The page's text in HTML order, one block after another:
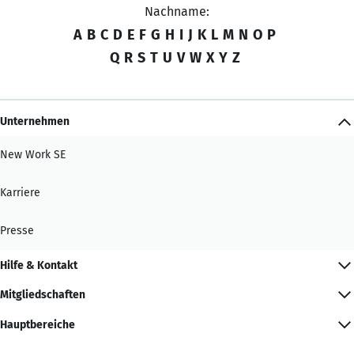
Nachname:
A B C D E F G H I J K L M N O P
Q R S T U V W X Y Z
Unternehmen
New Work SE
Karriere
Presse
Hilfe & Kontakt
Mitgliedschaften
Hauptbereiche